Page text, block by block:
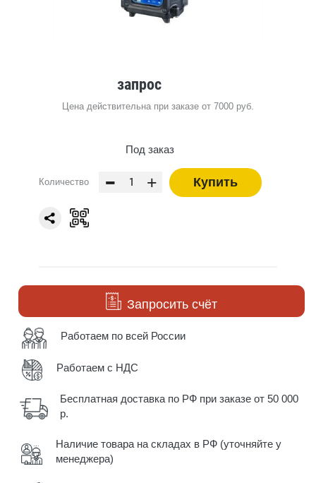
запрос
Цена действительна при заказе от 7000 руб.
Под заказ
Количество - + Купить
Запросить счёт
Работаем по всей России
Работаем с НДС
Бесплатная доставка по РФ при заказе от 50 000
р.
Наличие товара на складах в РФ (уточняйте у
менеджера)